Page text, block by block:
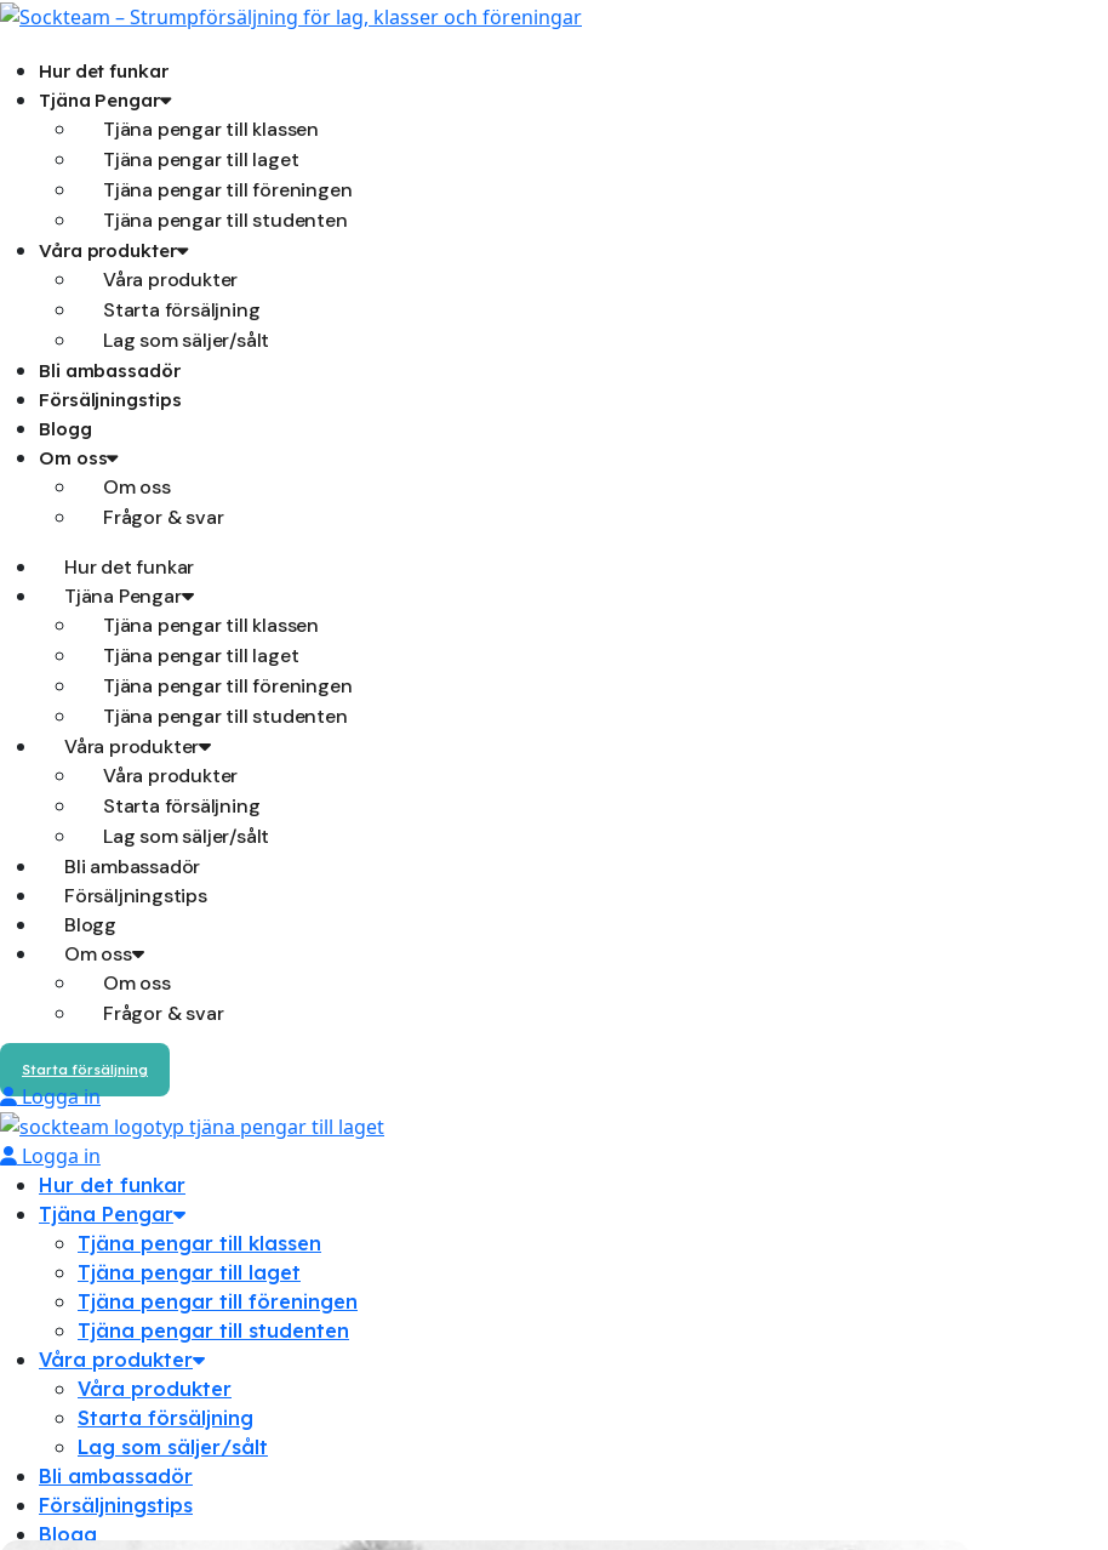
Hoppa
innehållHur det funkar
Tjäna Pengar
Tjäna pengar till klassen
Tjäna pengar till laget
Tjäna pengar till föreningen
Tjäna pengar till studenten
Våra produkter
Våra produkter
Starta försäljning
Lag som säljer/sålt
Bli ambassadör
Försäljningstips
Blogg
Om oss
Om oss
Frågor & svar
Hur det funkar
Tjäna Pengar
Tjäna pengar till klassen
Tjäna pengar till laget
Tjäna pengar till föreningen
Tjäna pengar till studenten
Våra produkter
Våra produkter
Starta försäljning
Lag som säljer/sålt
Bli ambassadör
Försäljningstips
Blogg
Om oss
Om oss
Frågor & svar
Starta försäljning
Logga in
Logga in
Hur det funkar
Tjäna Pengar
Tjäna pengar till klassen
Tjäna pengar till laget
Tjäna pengar till föreningen
Tjäna pengar till studenten
Våra produkter
Våra produkter
Starta försäljning
Lag som säljer/sålt
Bli ambassadör
Försäljningstips
Blogg